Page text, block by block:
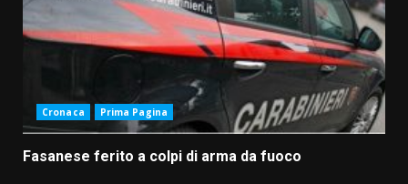
Cronaca Prima Pagina
Fasanese ferito a colpi di arma da fuoco